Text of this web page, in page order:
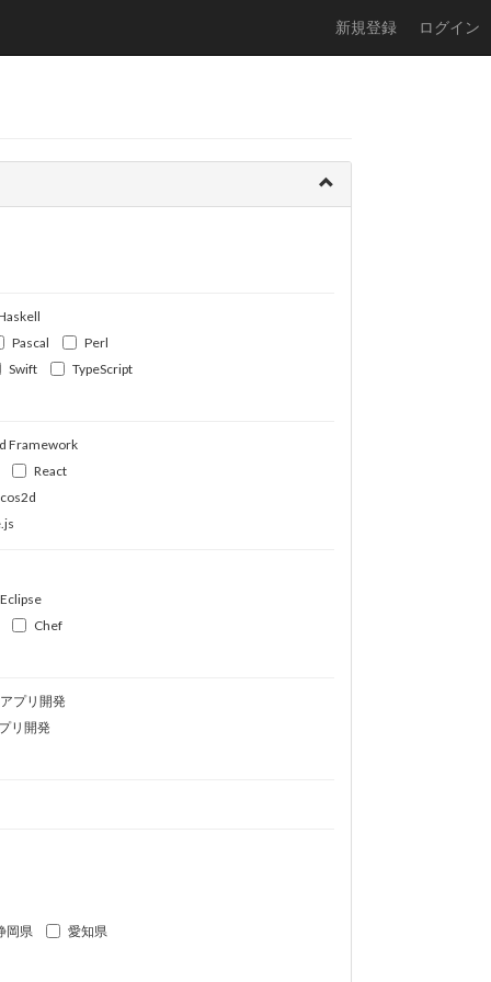
新規登録 ログイン
Pascal
Perl
Swift
TypeScript
Framework
React
Eclipse
Chef
プリ開発
リ開発
岡県
愛知県